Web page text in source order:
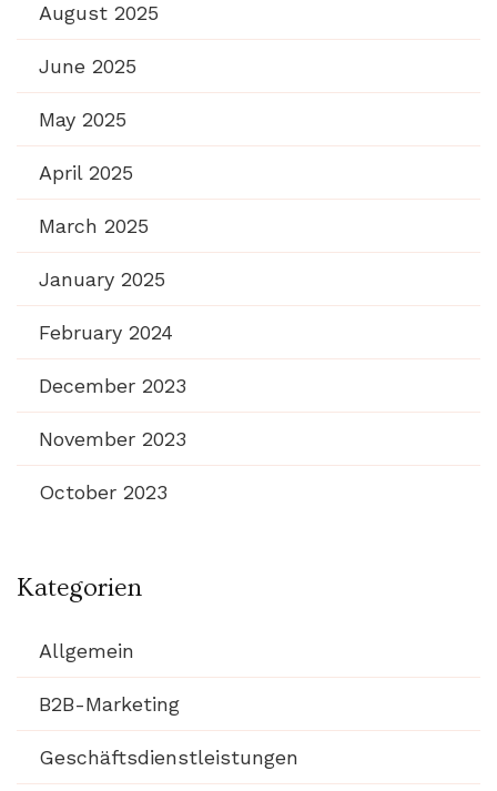
August 2025
June 2025
May 2025
April 2025
March 2025
January 2025
February 2024
December 2023
November 2023
October 2023
Kategorien
Allgemein
B2B-Marketing
Geschäftsdienstleistungen